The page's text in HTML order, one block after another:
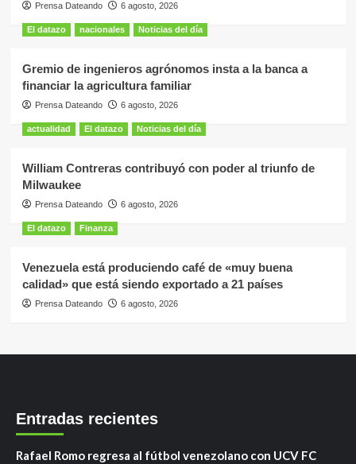
Prensa Dateando 6 agosto, 2026
El datazo nacionales Noticias del día
Gremio de ingenieros agrónomos insta a la banca a
financiar la agricultura familiar
Prensa Dateando 6 agosto, 2026
actualidad El datazo Noticias del día
William Contreras contribuyó con poder al triunfo de
Milwaukee
Prensa Dateando 6 agosto, 2026
El datazo Finanza
Venezuela está produciendo café de «muy buena
calidad» que está siendo exportado a 21 países
Prensa Dateando 6 agosto, 2026
Entradas recientes
Rafael Romo regresa al fútbol venezolano con UCV FC